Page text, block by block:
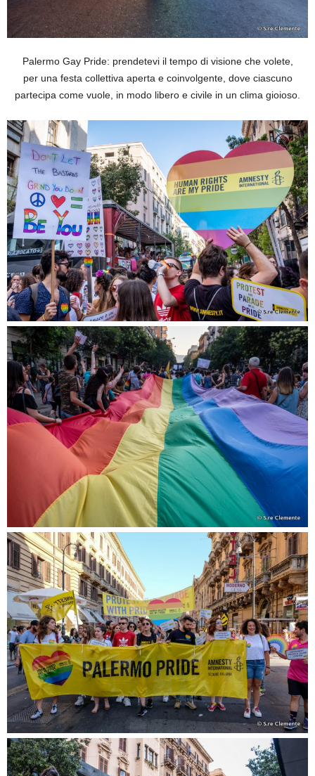
Palermo Gay Pride: prendetevi il tempo di visione che volete,
per una festa collettiva aperta e coinvolgente, dove ciascuno
partecipa come vuole, in modo libero e civile in un clima gioioso.